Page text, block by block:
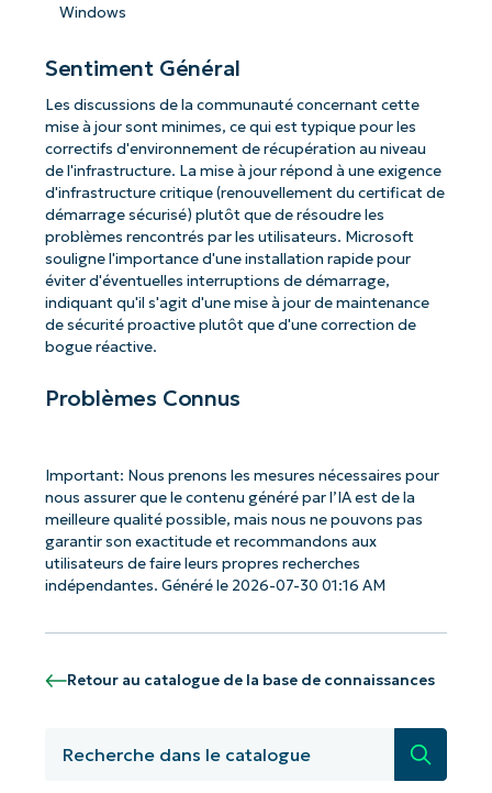
Windows
Sentiment Général
Les discussions de la communauté concernant cette
mise à jour sont minimes, ce qui est typique pour les
correctifs d'environnement de récupération au niveau
de l'infrastructure. La mise à jour répond à une exigence
d'infrastructure critique (renouvellement du certificat de
démarrage sécurisé) plutôt que de résoudre les
problèmes rencontrés par les utilisateurs. Microsoft
souligne l'importance d'une installation rapide pour
éviter d'éventuelles interruptions de démarrage,
indiquant qu'il s'agit d'une mise à jour de maintenance
de sécurité proactive plutôt que d'une correction de
bogue réactive.
Problèmes Connus
Important: Nous prenons les mesures nécessaires pour
nous assurer que le contenu généré par l’IA est de la
meilleure qualité possible, mais nous ne pouvons pas
garantir son exactitude et recommandons aux
utilisateurs de faire leurs propres recherches
indépendantes. Généré le 2026-07-30 01:16 AM
Retour au catalogue de la base de connaissances
Commencez avec les analyses de KB
pilotées par l'IA de NinjaOne !